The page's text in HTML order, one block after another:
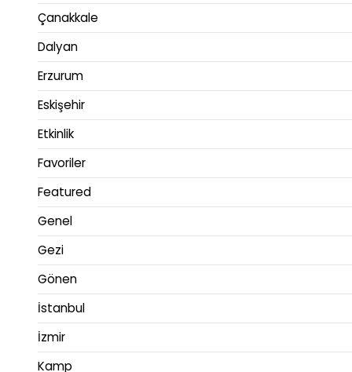
Çanakkale
Dalyan
Erzurum
Eskişehir
Etkinlik
Favoriler
Featured
Genel
Gezi
Gönen
İstanbul
İzmir
Kamp